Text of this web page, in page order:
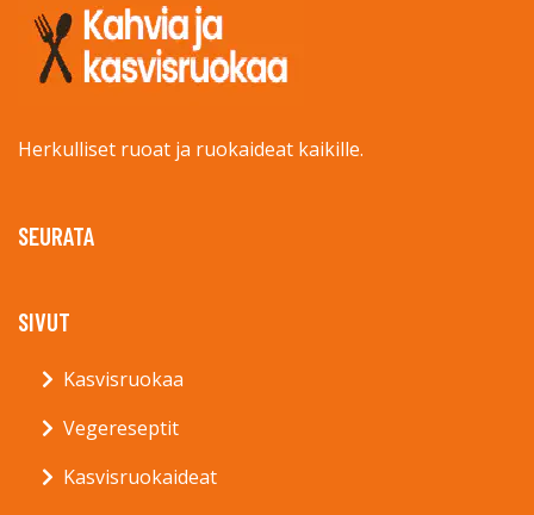
Herkulliset ruoat ja ruokaideat kaikille.
SEURATA
SIVUT
Kasvisruokaa
Vegereseptit
Kasvisruokaideat